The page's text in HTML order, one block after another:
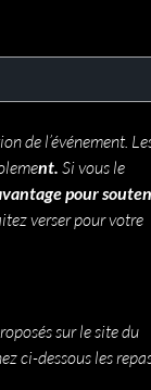
de l’événement.
nt. Si vous le
pour
verser pour votre
sur le site du
ci-dessous les